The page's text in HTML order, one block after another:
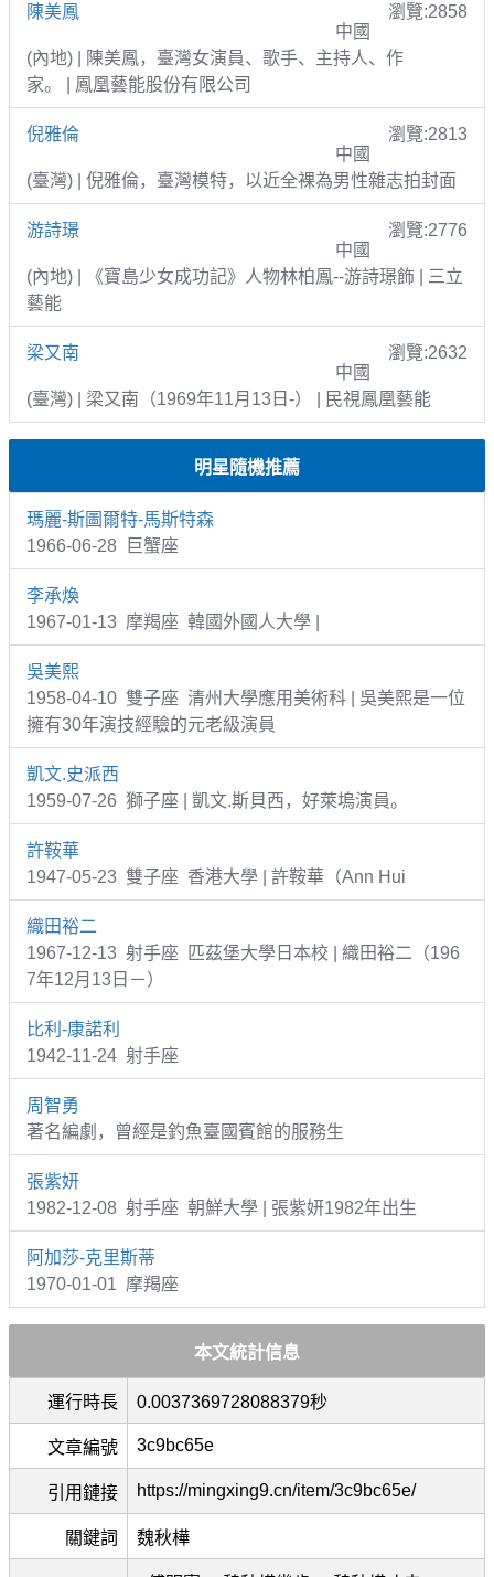
陳美鳳
瀏覽:2858
中國
(內地) | 陳美鳳，臺灣女演員、歌手、主持人、作
家。 | 鳳凰藝能股份有限公司
倪雅倫
瀏覽:2813
中國
(臺灣) | 倪雅倫，臺灣模特，以近全裸為男性雜志拍封面
游詩璟
瀏覽:2776
中國
(內地) | 《寶島少女成功記》人物林柏鳳--游詩璟飾 | 三立
藝能
梁又南
瀏覽:2632
中國
(臺灣) | 梁又南（1969年11月13日-） | 民視鳳凰藝能
明星隨機推薦
瑪麗-斯圖爾特-馬斯特森
1966-06-28 巨蟹座
李承煥
1967-01-13 摩羯座 韓國外國人大學 |
吳美熙
1958-04-10 雙子座 清州大學應用美術科 | 吳美熙是一位
擁有30年演技經驗的元老級演員
凱文.史派西
1959-07-26 獅子座 | 凱文.斯貝西，好萊塢演員。
許鞍華
1947-05-23 雙子座 香港大學 | 許鞍華（Ann Hui
織田裕二
1967-12-13 射手座 匹茲堡大學日本校 | 織田裕二（196
7年12月13日－）
比利-康諾利
1942-11-24 射手座
周智勇
著名編劇，曾經是釣魚臺國賓館的服務生
張紫妍
1982-12-08 射手座 朝鮮大學 | 張紫妍1982年出生
阿加莎-克里斯蒂
1970-01-01 摩羯座
本文統計信息
運行時長 0.0037369728088379秒
文章編號 3c9bc65e
引用鏈接 https://mingxing9.cn/item/3c9bc65e/
關鍵詞 魏秋樺